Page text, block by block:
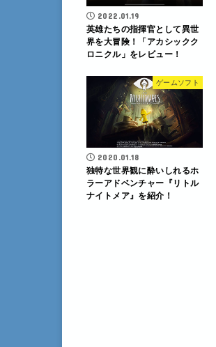
2022.01.19
英雄たちの指揮官として異世
界を大冒険！「アカシックク
ロニクル」をレビュー！
ゲームソフト
2020.01.18
独特な世界観に酔いしれるホ
ラーアドベンチャー『リトル
ナイトメア』を紹介！